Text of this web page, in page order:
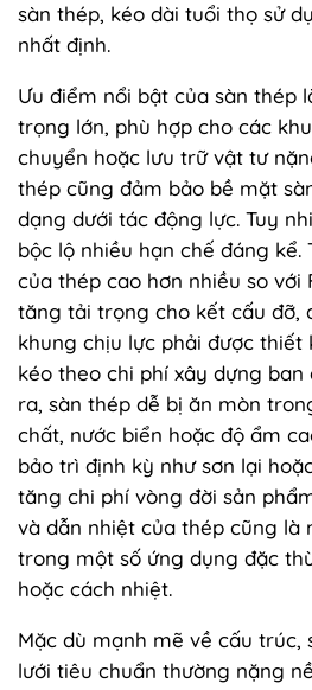
sàn thép, kéo dài tuổi thọ sử
nhất định.
Ưu điểm nổi bật của sàn thép
trọng lớn, phù hợp cho các
chuyển hoặc lưu trữ vật tư
thép cũng đảm bảo bề mặt
dạng dưới tác động lực. Tuy
bộc lộ nhiều hạn chế đáng kể.
của thép cao hơn nhiều so với
tăng tải trọng cho kết cấu đỡ,
khung chịu lực phải được thiết
kéo theo chi phí xây dựng ban
ra, sàn thép dễ bị ăn mòn
chất, nước biển hoặc độ ẩm
bảo trì định kỳ như sơn lại
tăng chi phí vòng đời sản
và dẫn nhiệt của thép cũng là
trong một số ứng dụng đặc
hoặc cách nhiệt.
Mặc dù mạnh mẽ về cấu trúc,
lưới tiêu chuẩn thường nặng